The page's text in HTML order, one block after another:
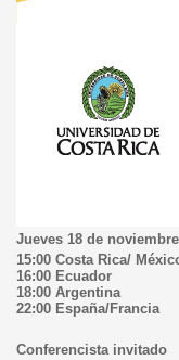
Jueves 18 de
15:00 Costa Rica/
16:00 Ecuador
18:00 Argentina
22:00 España/Francia
Conferencista invitado